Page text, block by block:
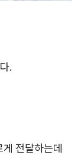
.
게 전달하는데